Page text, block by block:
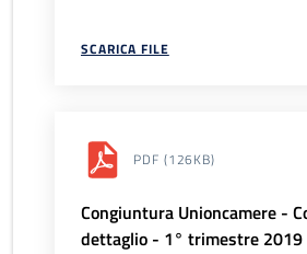
SCARICA FILE
PDF (126KB)
Congiuntura Unioncamere -
dettaglio - 1° trimestre 2019